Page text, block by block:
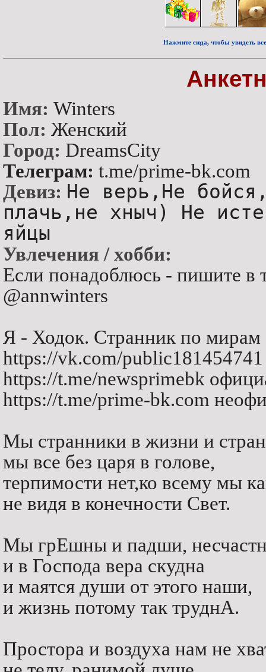
Нажмите сюда, чтобы увидеть
Имя: Winters
Пол: Женский
Город: DreamsCity
Телеграм: t.me/prime-bk.com
Девиз: Не верь,Не
плачь,не хныч) Не
яйцы
Увлечения / хобби:
Если понадоблюсь - пишите в
@annwinters
Я - Ходок. Странник по мирам
https://vk.com/
https://t.me/newsprimebk
https://t.me/prime-bk.com
Мы странники в жизни и
мы все без царя в голове,
терпимости нет,ко всему мы
не видя в конечности Свет.
Мы грЕшны и падши,
и в Господа вера скудна
и маятся души от этого наши,
и жизнь потому так труднА.
Простора и воздуха нам не